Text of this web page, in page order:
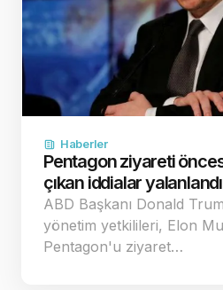
Haberler
Pentagon ziyareti
çıkan iddialar yalanlandı
ABD Başkanı Donald
yönetim yetkilileri, Elon
Pentagon'u ziyaret…